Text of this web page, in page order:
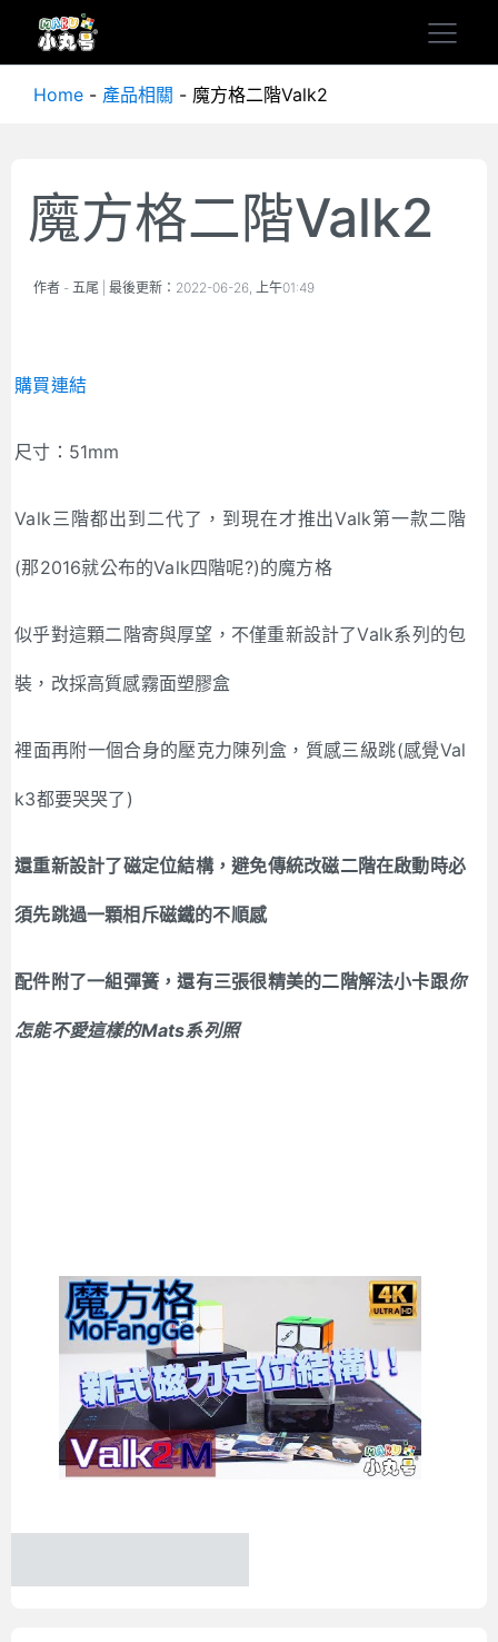
Home - 產品相關 - 魔方格二階Valk2
魔方格二階Valk2
作者 - 五尾 | 最後更新： 2022-06-26, 上午01:49
購買連結
尺寸：51mm
Valk三階都出到二代了，到現在才推出Valk第一款二階
(那2016就公布的Valk四階呢?)的魔方格
似乎對這顆二階寄與厚望，不僅重新設計了Valk系列的包
裝，改採高質感霧面塑膠盒
裡面再附一個合身的壓克力陳列盒，質感三級跳(感覺Val
k3都要哭哭了)
還重新設計了磁定位結構，避免傳統改磁二階在啟動時必
須先跳過一顆相斥磁鐵的不順感
配件附了一組彈簧，還有三張很精美的二階解法小卡跟你
怎能不愛這樣的Mats系列照